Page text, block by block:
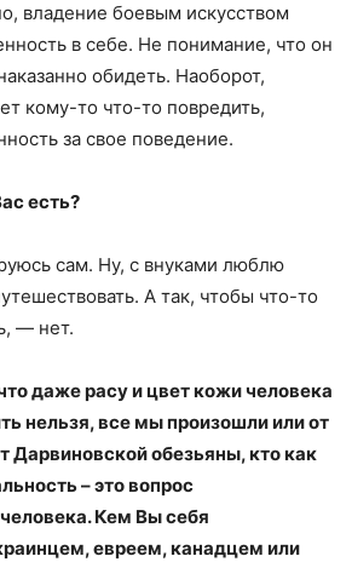
владение боевым искусством
в себе. Не понимание, что он
обидеть. Наоборот,
кому-то что-то повредить,
за свое поведение.
есть?
сам. Ну, с внуками люблю
А так, чтобы что-то
— нет.
даже расу и цвет кожи человека
нельзя, все мы произошли или от
Дарвиновской обезьяны, кто как
– это вопрос
Кем Вы себя
евреем, канадцем или